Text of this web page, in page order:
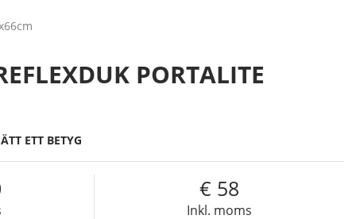
PORTALITE
ETT BETYG
Inkl. moms
58